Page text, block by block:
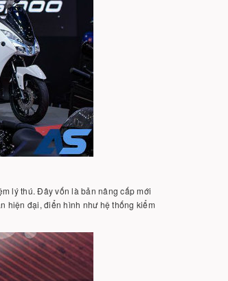
lý thú. Đây vốn là bản nâng cấp mới
hiện đại, điển hình như hệ thống kiểm